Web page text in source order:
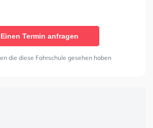
Einen Termin anfragen
die diese Fahrschule gesehen haben